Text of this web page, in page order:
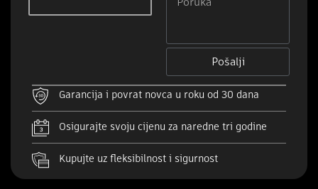
Pošalji
Garancija i povrat novca u roku od 30 dana
Osigurajte svoju cijenu za naredne tri godine
Kupujte uz fleksibilnost i sigurnost